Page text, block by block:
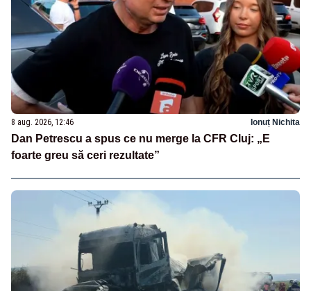
8 aug. 2026, 12:46 Ionuț Nichita
Dan Petrescu a spus ce nu merge la CFR Cluj: „E
foarte greu să ceri rezultate”